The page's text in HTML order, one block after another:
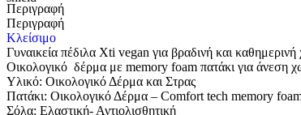
Περιγραφή
Περιγραφή
Κλείσιμο
Γυναικεία πέδιλα Xti vegan για βραδινή και
Οικολογικό δέρμα με memory foam πατάκι για άνεση
Υλικό: Οικολογικό Δέρμα και Στρας
Πατάκι: Οικολογικό Δέρμα – Comfort tech memory
Σόλα: Eλαστική- Αντιολισθητική